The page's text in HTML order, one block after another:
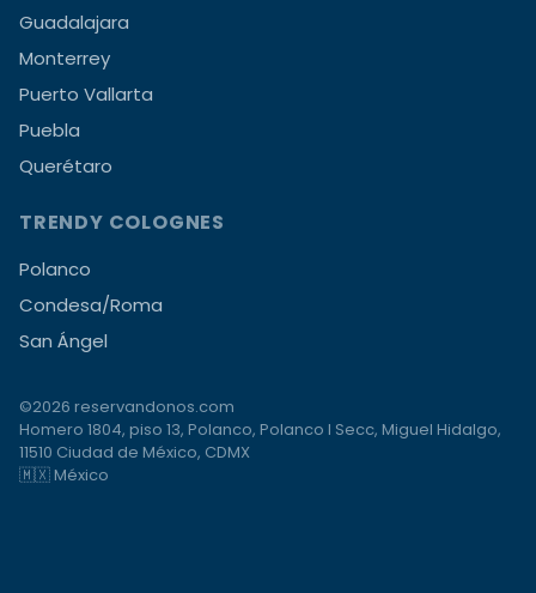
Guadalajara
Monterrey
Puerto Vallarta
Puebla
Querétaro
TRENDY COLOGNES
Polanco
Condesa/Roma
San Ángel
©2026 reservandonos.com
Homero 1804, piso 13, Polanco, Polanco I Secc, Miguel Hidalgo,
11510 Ciudad de México, CDMX
🇲🇽 México